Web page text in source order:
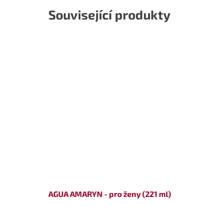
Související produkty
AGUA AMARYN - pro ženy (221 ml)